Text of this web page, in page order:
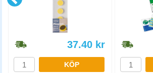
37.40 kr
KÖP